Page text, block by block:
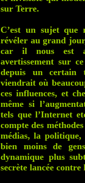
sur Terre.
C’est un sujet que
révéler au grand
car il nous est
avertissement sur
depuis un certain
viendrait où
ces influences, et
même si
tels que l’Internet
compte des
médias, la politique,
bien moins de
dynamique plus
secrète lancée